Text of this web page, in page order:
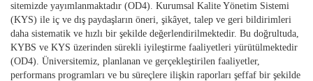
sitemizde yayımlanmaktadır (OD4). Kurumsal Kalite Yönetim Sistemi
(KYS) ile iç ve dış paydaşların öneri, şikâyet, talep ve geri bildirimleri
daha sistematik ve hızlı bir şekilde değerlendirilmektedir. Bu doğrultuda,
KYBS ve KYS üzerinden sürekli iyileştirme faaliyetleri yürütülmektedir
(OD4). Üniversitemiz, planlanan ve gerçekleştirilen faaliyetler,
performans programları ve bu süreçlere ilişkin raporları şeffaf bir şekilde